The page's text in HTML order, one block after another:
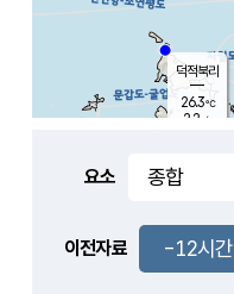
-
덕적북리
26.3℃
2.2 m/s
요소
이전자료 -12시간